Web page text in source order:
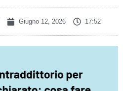
Giugno 12, 2026 17:52